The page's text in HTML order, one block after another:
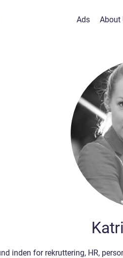
Ads About
inden for rekruttering, HR,